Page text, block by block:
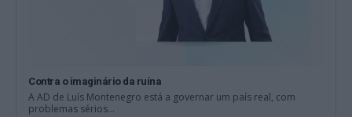
Contra o imaginário da ruína
A AD de Luís Montenegro está a governar um país real, com
problemas sérios...